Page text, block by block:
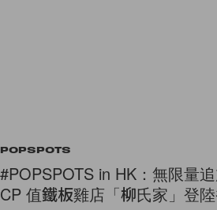
POPSPOTS
#POPSPOTS in HK：無限量
CP 值鐵板雞店「柳氏家」登陸